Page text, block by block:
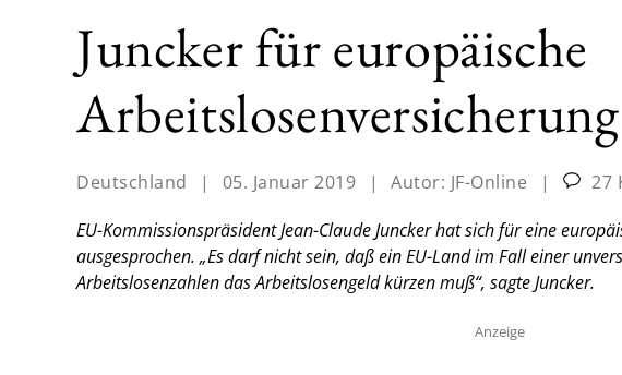
Juncker für europäische
Arbeitslosenversicherung
Deutschland | 05. Januar 2019 | Autor: JF-Online |
27
EU-Kommissionspräsident Jean-Claude Juncker hat sich für eine
ausgesprochen. „Es darf nicht sein, daß ein EU-Land im Fall einer
Arbeitslosenzahlen das Arbeitslosengeld kürzen muß“, sagte Juncker.
Anzeige